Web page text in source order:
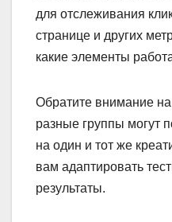
для отслеживания
странице и других
какие элементы
Обратите внимание
разные группы могут
на один и тот же
вам адаптировать
результаты.